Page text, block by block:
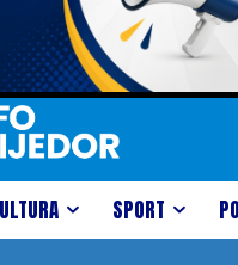
SPORT